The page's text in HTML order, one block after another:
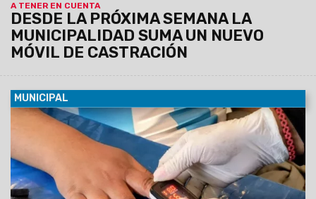
A TENER EN CUENTA
DESDE LA PRÓXIMA SEMANA LA
MUNICIPALIDAD SUMA UN NUEVO
MÓVIL DE CASTRACIÓN
MUNICIPAL
07/08/2026 Será el viernes 7 de agosto de 9 a 12 en el
predio municipal de zona este. Habrá servicios médicos,
odontológicos, nutricionistas, enfermería y otros. La atención
será por orden de llegada y estará destinada a vecinos de la
zona que requieran controles y asesoramiento en salud.